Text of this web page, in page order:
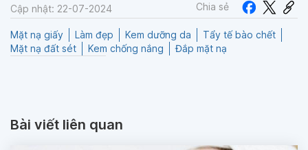
Cập nhật: 22-07-2024 Chia sẻ
Mặt nạ giấy Làm đẹp Kem dưỡng da
Tẩy tế bào chết
Mặt nạ đất sét
Kem chống nắng Đắp mặt nạ
Bài viết liên quan